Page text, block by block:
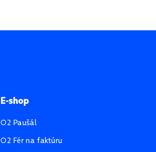
E-shop
O2 Paušál
O2 Fér na faktúru